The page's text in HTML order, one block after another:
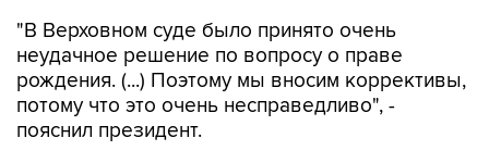
"В Верховном суде было принято очень
неудачное решение по вопросу о праве
рождения. (...) Поэтому мы вносим коррективы,
потому что это очень несправедливо", -
пояснил президент.